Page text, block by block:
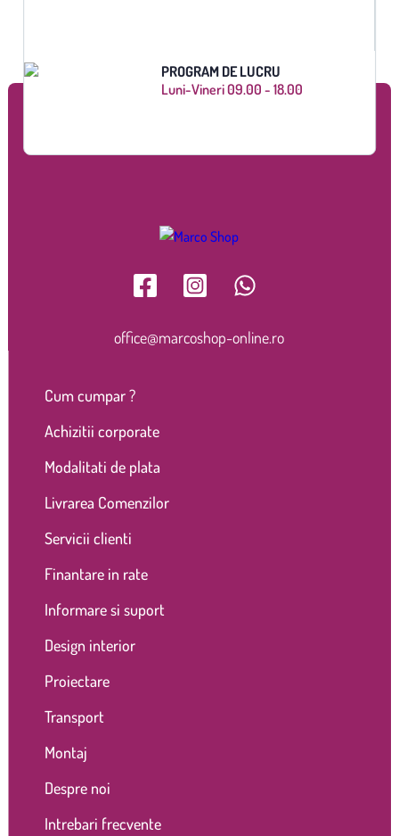
PROGRAM DE LUCRU
Luni-Vineri 09.00 - 18.00
office@marcoshop-online.ro
Cum cumpar ?
Achizitii corporate
Modalitati de plata
Livrarea Comenzilor
Servicii clienti
Finantare in rate
Informare si suport
Design interior
Proiectare
Transport
Montaj
Despre noi
Intrebari frecvente